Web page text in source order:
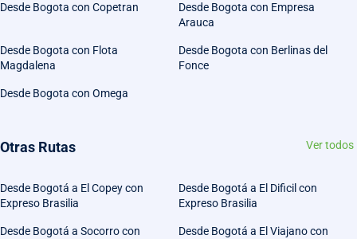
Desde Bogota con Copetran
Desde Bogota con Empresa
Arauca
Desde Bogota con Flota
Magdalena
Desde Bogota con Berlinas del
Fonce
Desde Bogota con Omega
Otras Rutas Ver todos
Desde Bogotá a El Copey con
Expreso Brasilia
Desde Bogotá a El Dificil con
Expreso Brasilia
Desde Bogotá a Socorro con
Desde Bogotá a El Viajano con